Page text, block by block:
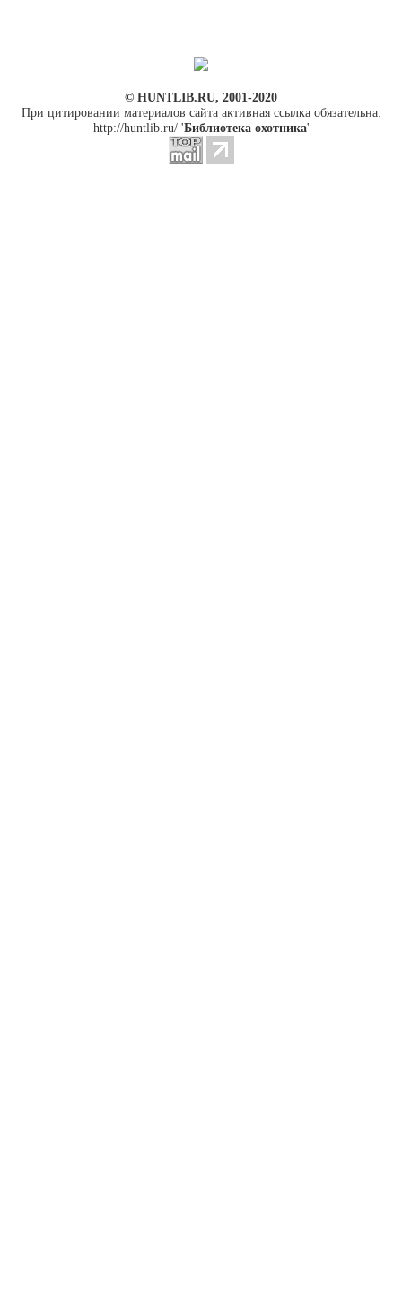
© HUNTLIB.RU, 2001-2020
При цитировании материалов сайта активная ссылка обязательна:
http://huntlib.ru/ 'Библиотека охотника'